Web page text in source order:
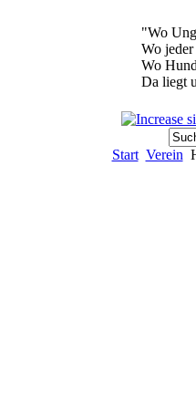
"Wo
Wo jeder
Wo
Da liegt
Start Verein